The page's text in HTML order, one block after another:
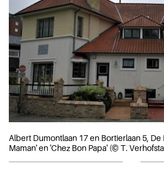
Albert Dumontlaan 17 en Bortierlaan 5, De
Maman' en 'Chez Bon Papa' (© T.